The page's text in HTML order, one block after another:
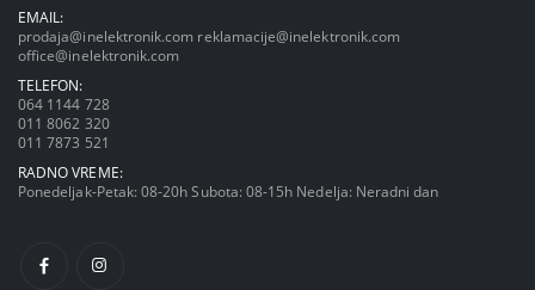
EMAIL:
prodaja@inelektronik.com reklamacije@inelektronik.com
office@inelektronik.com
TELEFON:
064 1144 728
011 8062 320
011 7873 521
RADNO VREME:
Ponedeljak-Petak: 08-20h Subota: 08-15h Nedelja: Neradni dan